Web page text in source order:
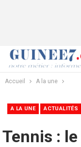
Accueil A la une
A LA UNE ACTUALITÉS
Tennis :